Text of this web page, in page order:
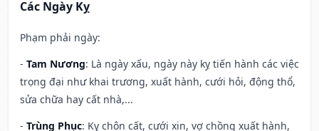
Các Ngày Kỵ
Phạm phải ngày:
- Tam Nương: Là ngày xấu, ngày này kỵ tiến hành các việc
trọng đại như khai trương, xuất hành, cưới hỏi, động thổ,
sửa chữa hay cất nhà,...
- Trùng Phục: Kỵ chôn cất, cưới xin, vợ chồng xuất hành,